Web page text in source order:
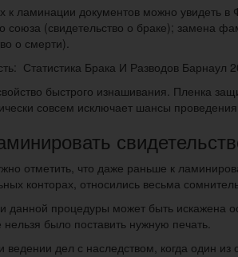
к ламинации документов можно увидеть
союза (свидетельство о браке); замена
о смерти).
Статистика Брака И Разводов Барнаул
быстрого изнашивания. Пленка
совсем исключает шансы
отметить, что даже раньше к
конторах, относились весьма
данной процедуры может быть искажена
нельзя было поставить нужную печать.
дел с наследством, когда один